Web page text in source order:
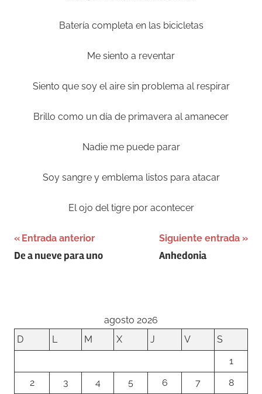
Batería completa en las bicicletas
Me siento a reventar
Siento que soy el aire sin problema al respirar
Brillo como un día de primavera al amanecer
Nadie me puede parar
Soy sangre y emblema listos para atacar
El ojo del tigre por acontecer
Etiquetada
como
Navegación
de
Entrada anterior
De a nueve para uno
Siguiente entrada
Anhedonia
agosto 2026
D
L M X J V
S
1
2
3 4 5 6 7
8